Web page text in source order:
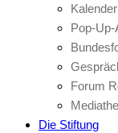
Kalender
Pop-
Forum
Die Stiftung